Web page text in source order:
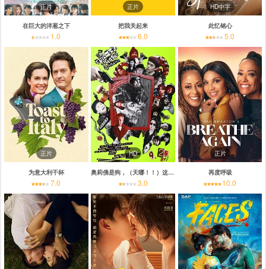
正片
在巨大的洋葱之下
1.0
正片
把我关起来
6.0
HD中字
此忆铭心
5.0
正片
为意大利干杯
7.0
HD
奥莉佛是狗，（天哪！！）这家伙电影版
3.0
正片
再度呼吸
10.0